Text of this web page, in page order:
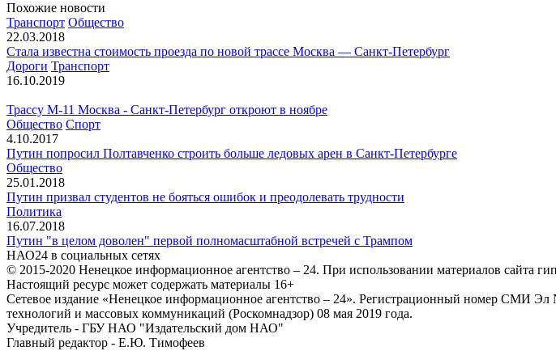
Похожие новости
Транспорт Общество
22.03.2018
Стала известна стоимость проезда по новой трассе Москва — Санкт-Петербург
Дороги Транспорт
16.10.2019
Трассу М-11 Москва - Санкт-Петербург откроют в ноябре
Общество Спорт
4.10.2017
Путин попросил Полтавченко строить больше ледовых арен в Санкт-Петербурге
Общество
25.01.2018
Путин призвал студентов не бояться ошибок и преодолевать трудности
Политика
16.07.2018
Путин "в целом доволен" первой полномасштабной встречей с Трампом
НАО24 в социальных сетях
© 2015-2020 Ненецкое информационное агентство – 24. При использовании материалов сайта
Настоящий ресурс может содержать материалы 16+
Сетевое издание «Ненецкое информационное агентство – 24». Регистрационный номер СМИ
технологий и массовых коммуникаций (Роскомнадзор) 08 мая 2019 года.
Учредитель - ГБУ НАО "Издательский дом НАО"
Главный редактор - Е.Ю. Тимофеев